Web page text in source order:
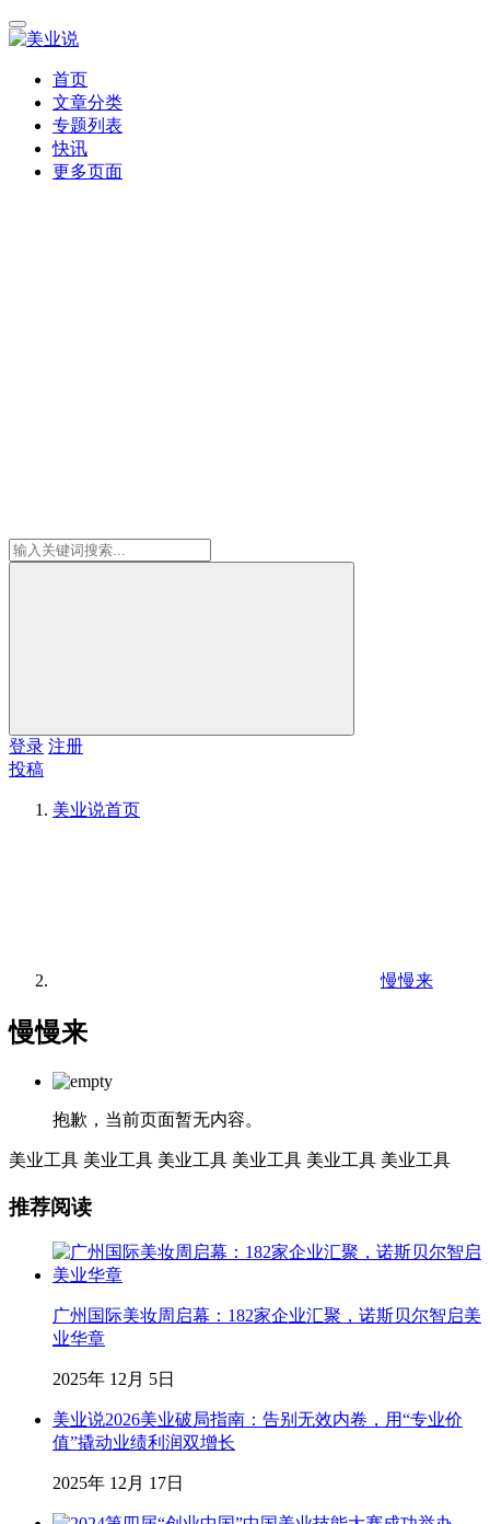
首页
文章分类
专题列表
快讯
更多页面
登录 注册
投稿
美业说首页
慢慢来
慢慢来
抱歉，当前页面暂无内容。
美业工具 美业工具 美业工具 美业工具 美业工具 美业工具
推荐阅读
广州国际美妆周启幕：182家企业汇聚，诺斯贝尔智启美
业华章
2025年 12月 5日
美业说2026美业破局指南：告别无效内卷，用“专业价
值”撬动业绩利润双增长
2025年 12月 17日